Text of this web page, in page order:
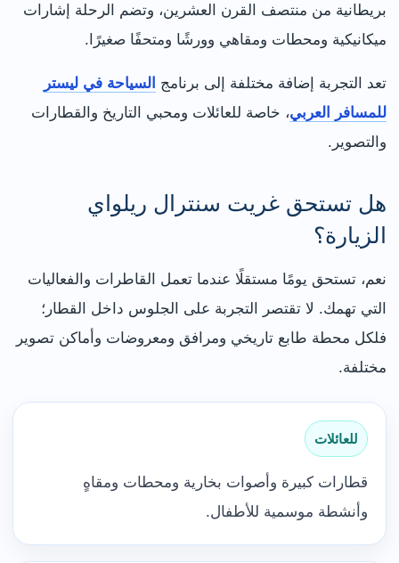
بريطانية من منتصف القرن العشرين، وتضم الرحلة إشارات
ميكانيكية ومحطات ومقاهي وورشًا ومتحفًا صغيرًا.
تعد التجربة إضافة مختلفة إلى برنامج السياحة في ليستر
للمسافر العربي، خاصة للعائلات ومحبي التاريخ والقطارات
والتصوير.
هل تستحق غريت سنترال ريلواي
الزيارة؟
نعم، تستحق يومًا مستقلًا عندما تعمل القاطرات والفعاليات
التي تهمك. لا تقتصر التجربة على الجلوس داخل القطار؛
فلكل محطة طابع تاريخي ومرافق ومعروضات وأماكن تصوير
مختلفة.
للعائلات
قطارات كبيرة وأصوات بخارية ومحطات ومقاهٍ
وأنشطة موسمية للأطفال.